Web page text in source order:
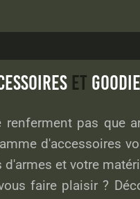
ET
pas que
d'accessoires
et votre
faire plaisir ?